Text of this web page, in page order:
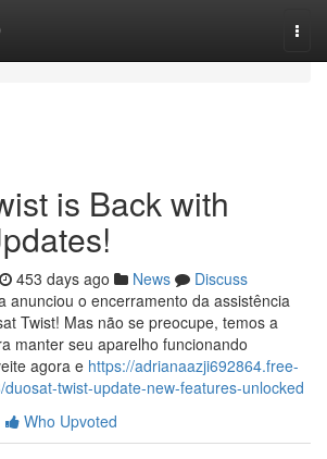
is Back with
453 days ago News
Discuss
anunciou o encerramento da assistência
Twist! Mas não se preocupe, temos a
manter seu aparelho funcionando
agora e https://adrianaazji692864.free-
twist-update-new-features-unlocked
Who Upvoted